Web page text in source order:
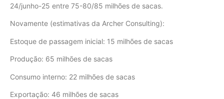
24/junho-25 entre 75-80/85 milhões de sacas.
Novamente (estimativas da Archer Consulting):
Estoque de passagem inicial: 15 milhões de sacas
Produção: 65 milhões de sacas
Consumo interno: 22 milhões de sacas
Exportação: 46 milhões de sacas